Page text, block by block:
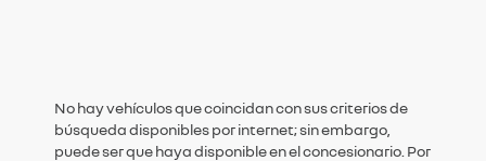
No hay vehículos que coincidan con sus criterios de
búsqueda disponibles por internet; sin embargo,
puede ser que haya disponible en el concesionario. Por